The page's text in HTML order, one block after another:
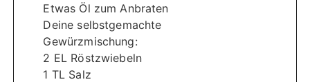
Etwas Öl zum Anbraten
Deine selbstgemachte
Gewürzmischung:
2 EL Röstzwiebeln
1 TL Salz